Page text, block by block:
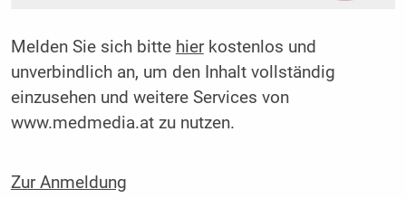
Melden Sie sich bitte hierkostenlos und
unverbindlich an, um den Inhalt vollständig
einzusehen und weitere Services von
www.medmedia.at zu nutzen.
Zur Anmeldung